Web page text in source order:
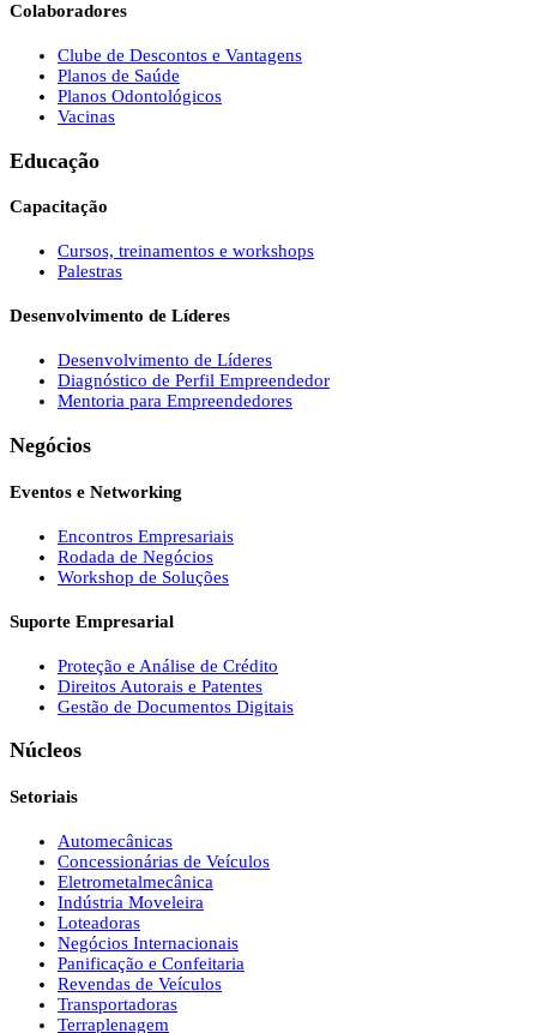
Colaboradores
Clube de Descontos e Vantagens
Planos de Saúde
Planos Odontológicos
Vacinas
Educação
Capacitação
Cursos, treinamentos e workshops
Palestras
Desenvolvimento de Líderes
Desenvolvimento de Líderes
Diagnóstico de Perfil Empreendedor
Mentoria para Empreendedores
Negócios
Eventos e Networking
Encontros Empresariais
Rodada de Negócios
Workshop de Soluções
Suporte Empresarial
Proteção e Análise de Crédito
Direitos Autorais e Patentes
Gestão de Documentos Digitais
Núcleos
Setoriais
Automecânicas
Concessionárias de Veículos
Eletrometalmecânica
Indústria Moveleira
Loteadoras
Negócios Internacionais
Panificação e Confeitaria
Revendas de Veículos
Transportadoras
Terraplenagem